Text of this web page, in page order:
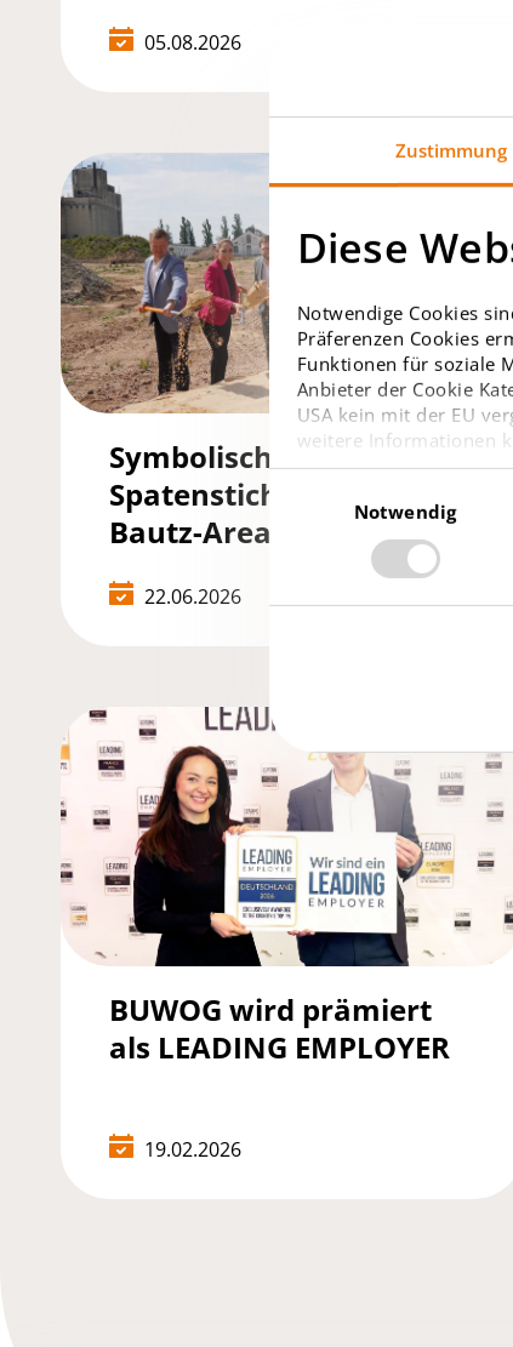
Zustimmung
Diese
Notwendige Cookies
Präferenzen Cookies
Funktionen für soziale
Anbieter der Cookie
USA kein mit der EU
weitere Informationen
Notwendig
05.08.2026
Symbolischer
Spatenstich auf dem
Bautz-Areal in Hanau
22.06.2026
BUWOG wird prämiert
als LEADING EMPLOYER
19.02.2026